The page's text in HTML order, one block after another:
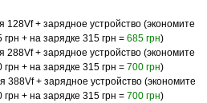
128Vf + зарядное устройство (экономите
+ на зарядке 315 грн = 685 грн)
288Vf + зарядное устройство (экономите
+ на зарядке 315 грн = 700 грн)
388Vf + зарядное устройство (экономите
+ на зарядке 315 грн = 700 грн)